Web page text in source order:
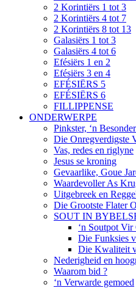
2 Korintiërs 1 tot 3
2 Korintiërs 4 tot 7
2 Korintiërs 8 tot 13
Galasiërs 1 tot 3
Galasiërs 4 tot 6
Efésiërs 1 en 2
Efésiërs 3 en 4
EFÉSIËRS 5
EFÉSIËRS 6
FILLIPPENSE
ONDERWERPE
Pinkster, ‘n
Die Onregverdigste
Vas, redes en riglyne
Jesus se kroning
Gevaarlike, Goue
Waardevoller As
Uitgebreek en
Die Grootste Flater
SOUT IN
‘n Soutpot Vir
Die Funksies
Die Kwaliteit
Nederigheid en
Waarom bid ?
‘n Verwarde gemoed